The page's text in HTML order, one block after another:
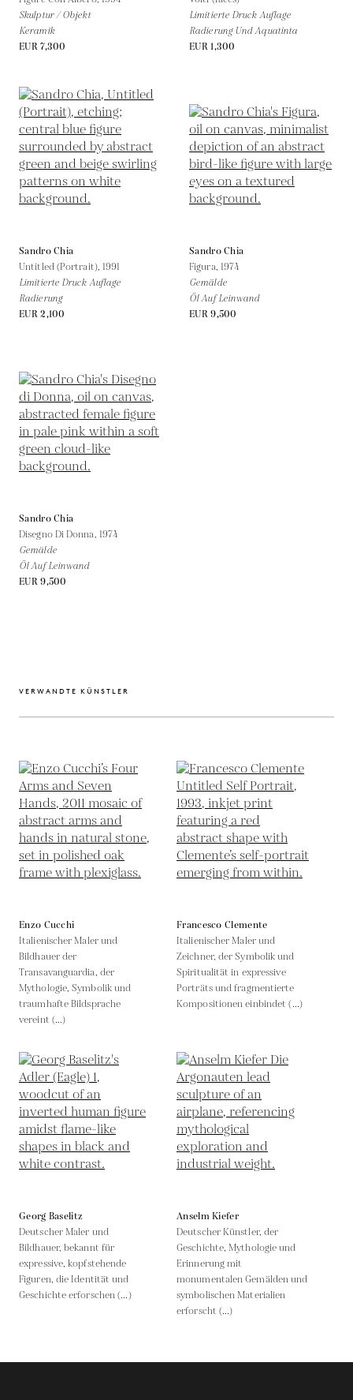
Skulptur / Objekt
Keramik
EUR 7,300
Limitierte Druck Auflage
Radierung Und Aquatinta
EUR 1,300
Sandro Chia
Untitled (Portrait),1991
Limitierte Druck Auflage
Radierung
EUR 2,100
Sandro Chia
Figura, 1974
Gemälde
Öl Auf Leinwand
EUR 9,500
Sandro Chia
Disegno Di Donna, 1974
Gemälde
Öl Auf Leinwand
EUR 9,500
VERWANDTE KÜNSTLER
Enzo Cucchi
Italienischer Maler und
Bildhauer der
Transavanguardia, der
Mythologie, Symbolik und
traumhafte Bildsprache
vereint (...)
Francesco Clemente
Italienischer Maler und
Zeichner, der Symbolik und
Spiritualität in expressive
Porträts und fragmentierte
Kompositionen einbindet (...)
Georg Baselitz
Deutscher Maler und
Bildhauer, bekannt für
expressive, kopfstehende
Figuren, die Identität und
Geschichte erforschen (...)
Anselm Kiefer
Deutscher Künstler, der
Geschichte, Mythologie und
Erinnerung mit
monumentalen Gemälden und
symbolischen Materialien
erforscht (...)